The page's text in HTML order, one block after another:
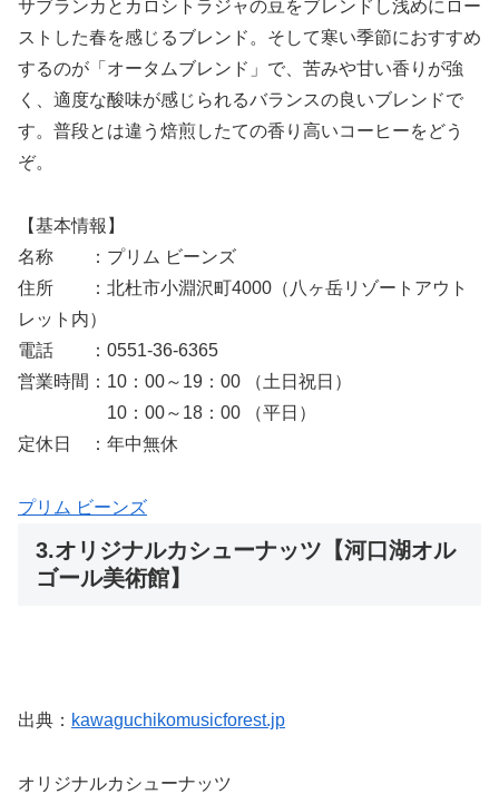
サブランカとカロシトラジャの豆をブレンドし浅めにロー
ストした春を感じるブレンド。そして寒い季節におすすめ
するのが「オータムブレンド」で、苦みや甘い香りが強
く、適度な酸味が感じられるバランスの良いブレンドで
す。普段とは違う焙煎したての香り高いコーヒーをどう
ぞ。
【基本情報】
名称 ：プリム ビーンズ
住所 ：北杜市小淵沢町4000（八ヶ岳リゾートアウト
レット内）
電話 ：0551-36-6365
営業時間：10：00～19：00 （土日祝日）
10：00～18：00 （平日）
定休日 ：年中無休
プリム ビーンズ
3.オリジナルカシューナッツ【河口湖オル
ゴール美術館】
出典： kawaguchikomusicforest.jp
オリジナルカシューナッツ